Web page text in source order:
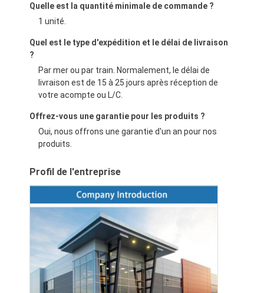
Quelle est la quantité minimale de commande ?
1 unité.
Quel est le type d'expédition et le délai de livraison
?
Par mer ou par train. Normalement, le délai de
livraison est de 15 à 25 jours après réception de
votre acompte ou L/C.
Offrez-vous une garantie pour les produits ?
Oui, nous offrons une garantie d'un an pour nos
produits.
Profil de l'entreprise